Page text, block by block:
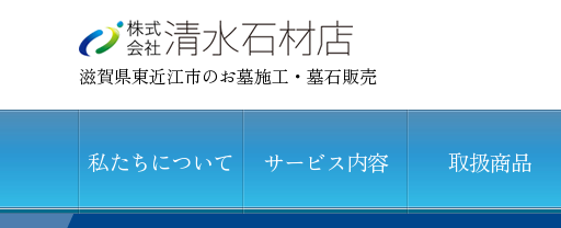
滋賀県東近江市のお墓施工・墓石販売
私たちについて サービス内容 取扱商品